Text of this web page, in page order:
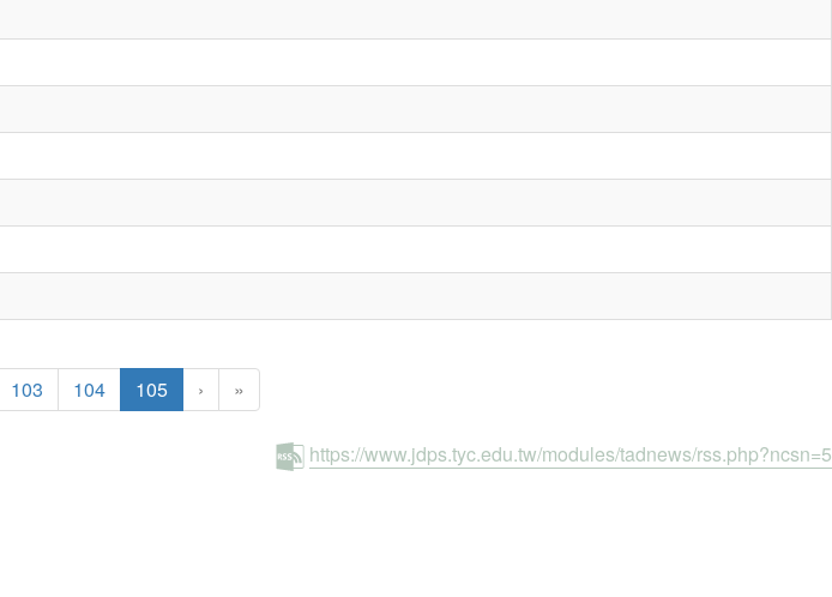
103 104 105(current)
› »
https://www.jdps.tyc.edu.tw/modules/tadnews/rss.php?ncsn=5